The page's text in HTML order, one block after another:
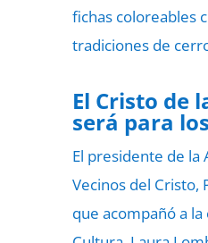
fichas coloreables
tradiciones de
El Cristo de
será para
El presidente de la
Vecinos del Cristo,
que acompañó a la